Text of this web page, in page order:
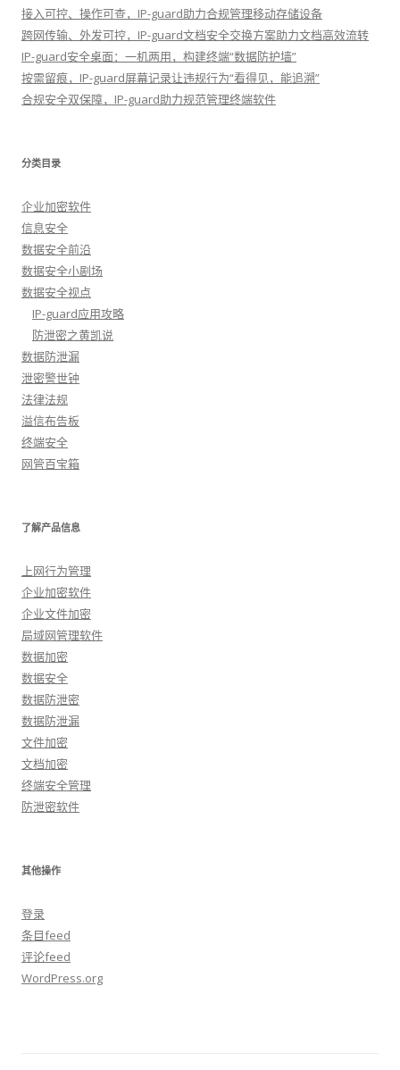
接入可控、操作可查，IP-guard助力合规管理移动存储设备
跨网传输、外发可控，IP-guard文档安全交换方案助力文档高效流转
IP-guard安全桌面：一机两用，构建终端“数据防护墙”
按需留痕，IP-guard屏幕记录让违规行为“看得见，能追溯”
合规安全双保障，IP-guard助力规范管理终端软件
分类目录
企业加密软件
信息安全
数据安全前沿
数据安全小剧场
数据安全视点
IP-guard应用攻略
防泄密之黄凯说
数据防泄漏
泄密警世钟
法律法规
溢信布告板
终端安全
网管百宝箱
了解产品信息
上网行为管理
企业加密软件
企业文件加密
局域网管理软件
数据加密
数据安全
数据防泄密
数据防泄漏
文件加密
文档加密
终端安全管理
防泄密软件
其他操作
登录
条目feed
评论feed
WordPress.org